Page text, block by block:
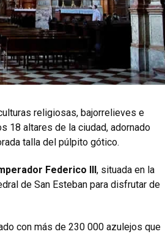
religiosas, bajorrelieves e
18 altares de la ciudad, adornado
talla del púlpito gótico.
Federico III, situada en la
de San Esteban para disfrutar de
con más de 230 000 azulejos que